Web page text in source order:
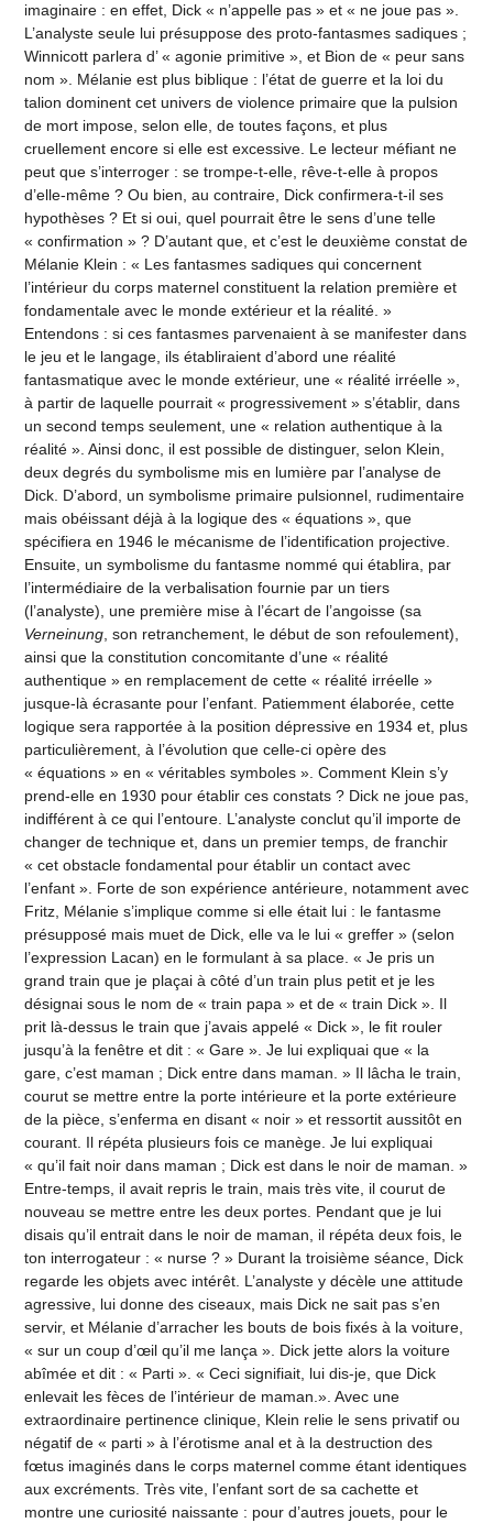
imaginaire : en effet, Dick « n’appelle pas » et « ne joue pas ».
L’analyste seule lui présuppose des proto-fantasmes sadiques ;
Winnicott parlera d’ « agonie primitive », et Bion de « peur sans
nom ». Mélanie est plus biblique : l’état de guerre et la loi du
talion dominent cet univers de violence primaire que la pulsion
de mort impose, selon elle, de toutes façons, et plus
cruellement encore si elle est excessive. Le lecteur méfiant ne
peut que s’interroger : se trompe-t-elle, rêve-t-elle à propos
d’elle-même ? Ou bien, au contraire, Dick confirmera-t-il ses
hypothèses ? Et si oui, quel pourrait être le sens d’une telle
« confirmation » ? D’autant que, et c’est le deuxième constat de
Mélanie Klein : « Les fantasmes sadiques qui concernent
l’intérieur du corps maternel constituent la relation première et
fondamentale avec le monde extérieur et la réalité. »
Entendons : si ces fantasmes parvenaient à se manifester dans
le jeu et le langage, ils établiraient d’abord une réalité
fantasmatique avec le monde extérieur, une « réalité irréelle »,
à partir de laquelle pourrait « progressivement » s’établir, dans
un second temps seulement, une « relation authentique à la
réalité ». Ainsi donc, il est possible de distinguer, selon Klein,
deux degrés du symbolisme mis en lumière par l’analyse de
Dick. D’abord, un symbolisme primaire pulsionnel, rudimentaire
mais obéissant déjà à la logique des « équations », que
spécifiera en 1946 le mécanisme de l’identification projective.
Ensuite, un symbolisme du fantasme nommé qui établira, par
l’intermédiaire de la verbalisation fournie par un tiers
(l’analyste), une première mise à l’écart de l’angoisse (sa
Verneinung, son retranchement, le début de son refoulement),
ainsi que la constitution concomitante d’une « réalité
authentique » en remplacement de cette « réalité irréelle »
jusque-là écrasante pour l’enfant. Patiemment élaborée, cette
logique sera rapportée à la position dépressive en 1934 et, plus
particulièrement, à l’évolution que celle-ci opère des
« équations » en « véritables symboles ». Comment Klein s’y
prend-elle en 1930 pour établir ces constats ? Dick ne joue pas,
indifférent à ce qui l’entoure. L’analyste conclut qu’il importe de
changer de technique et, dans un premier temps, de franchir
« cet obstacle fondamental pour établir un contact avec
l’enfant ». Forte de son expérience antérieure, notamment avec
Fritz, Mélanie s’implique comme si elle était lui : le fantasme
présupposé mais muet de Dick, elle va le lui « greffer » (selon
l’expression Lacan) en le formulant à sa place. « Je pris un
grand train que je plaçai à côté d’un train plus petit et je les
désignai sous le nom de « train papa » et de « train Dick ». Il
prit là-dessus le train que j’avais appelé « Dick », le fit rouler
jusqu’à la fenêtre et dit : « Gare ». Je lui expliquai que « la
gare, c’est maman ; Dick entre dans maman. » Il lâcha le train,
courut se mettre entre la porte intérieure et la porte extérieure
de la pièce, s’enferma en disant « noir » et ressortit aussitôt en
courant. Il répéta plusieurs fois ce manège. Je lui expliquai
« qu’il fait noir dans maman ; Dick est dans le noir de maman. »
Entre-temps, il avait repris le train, mais très vite, il courut de
nouveau se mettre entre les deux portes. Pendant que je lui
disais qu’il entrait dans le noir de maman, il répéta deux fois, le
ton interrogateur : « nurse ? » Durant la troisième séance, Dick
regarde les objets avec intérêt. L’analyste y décèle une attitude
agressive, lui donne des ciseaux, mais Dick ne sait pas s’en
servir, et Mélanie d’arracher les bouts de bois fixés à la voiture,
« sur un coup d’œil qu’il me lança ». Dick jette alors la voiture
abîmée et dit : « Parti ». « Ceci signifiait, lui dis-je, que Dick
enlevait les fèces de l’intérieur de maman.». Avec une
extraordinaire pertinence clinique, Klein relie le sens privatif ou
négatif de « parti » à l’érotisme anal et à la destruction des
fœtus imaginés dans le corps maternel comme étant identiques
aux excréments. Très vite, l’enfant sort de sa cachette et
montre une curiosité naissante : pour d’autres jouets, pour le